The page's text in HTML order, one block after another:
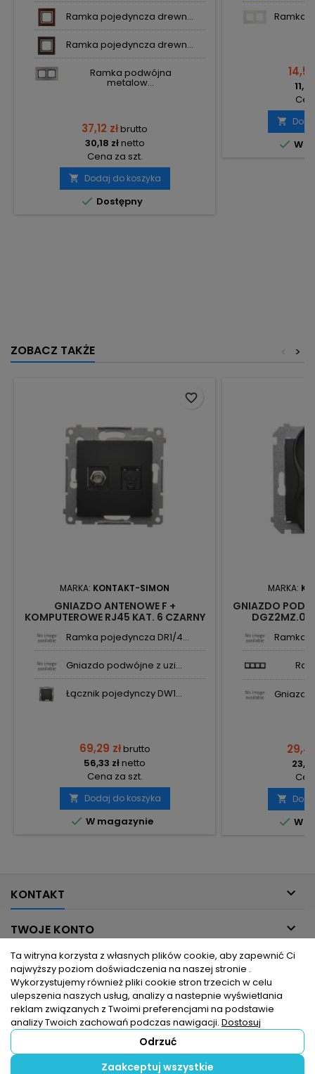
Ramka pojedyncza drewn...
Ramka pojedyncza drewn...
Ramka podwójna
metalow...
37,12 złbrutto
30,18 złnetto
Cena za szt.
 Dodaj do koszyka
 Dostępny
Ramka

 W
ZOBACZ TAKŻE >
<
MARKA: KONTAKT-SIMON
GNIAZDO ANTENOWE F +
KOMPUTEROWE RJ45 KAT. 6 CZARNY
MAT DASFRJ45.01/49 KONTAKT-
SIMON 54
Ramka pojedyncza DR1/4...
Gniazdo podwójne z uzi...
Łącznik pojedynczy DW1...
69,29 złbrutto
56,33 złnetto
Cena za szt.
 Dodaj do koszyka
 W magazynie
favorite_border
MARKA:
GNIAZDO
Ramka
Gniazdo

 W
KONTAKT 
TWOJE KONTO 
INFORMACJE DLA CIEBIE 
PRODUKTY
© Copyright 2026 hurtownia elektryczna dlaelektrykow.pl. Wszelkie
Ta witryna korzysta z własnych plików cookie, aby zapewnić Ci
najwyższy poziom doświadczenia na naszej stronie .
Wykorzystujemy również pliki cookie stron trzecich w celu
ulepszenia naszych usług, analizy a nastepnie wyświetlania
reklam związanych z Twoimi preferencjami na podstawie
analizy Twoich zachowań podczas nawigacji. Dostosuj
Odrzuć
Zaakceptuj wszystkie